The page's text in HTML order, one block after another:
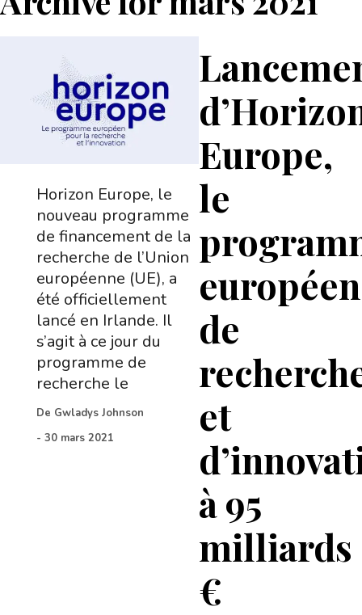
Europe,
le
européen
de
et
à 95
milliards
€
Horizon Europe, le
nouveau programme
de financement de la
recherche de l’Union
européenne (UE), a
été officiellement
lancé en Irlande. Il
s’agit à ce jour du
programme de
recherche le
De Gwladys Johnson
- 30 mars 2021